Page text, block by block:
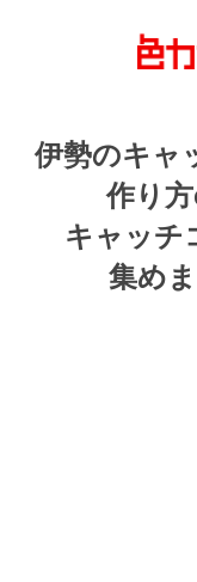
伊勢のキャ
作り方
キャッチ
集めま